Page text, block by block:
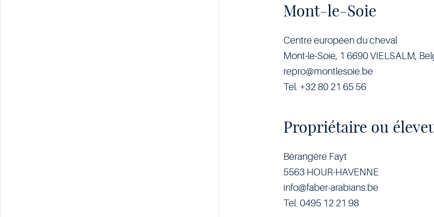
Mont-le-Soie
Centre européen du cheval
Mont-le-Soie, 1 6690 VIELSALM,
repro@montlesoie.be
Tel. +32 80 21 65 56
Propriétaire ou
Bérangère Fayt
5563 HOUR-HAVENNE
info@faber-arabians.be
Tel. 0495 12 21 98